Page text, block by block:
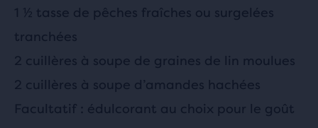
1 ½ tasse de pêches fraîches ou surgelées
tranchées
2 cuillères à soupe de graines de lin moulues
2 cuillères à soupe d’amandes hachées
Facultatif : édulcorant au choix pour le goût